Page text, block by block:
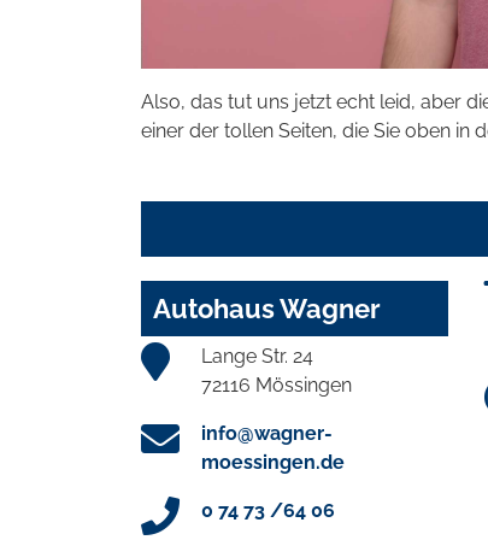
Also, das tut uns jetzt echt leid, aber
einer der tollen Seiten, die Sie oben in
Autohaus Wagner
Lange Str. 24
72116 Mössingen
info@wagner-
moessingen.de
0 74 73 /64 06